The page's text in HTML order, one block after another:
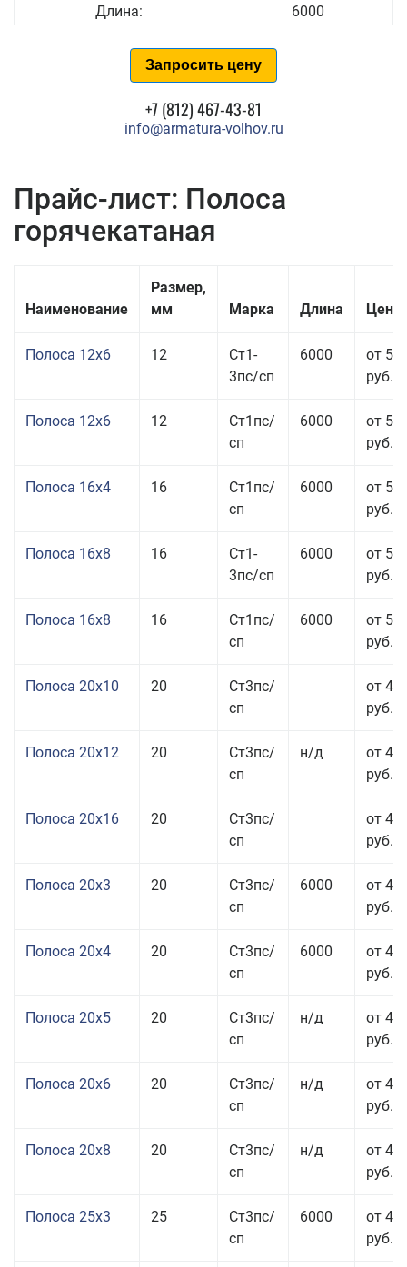
Длина:
6000
Запросить цену
+7 (812) 467-43-81
info@armatura-volhov.ru
Прайс-лист: Полоса
горячекатаная
Наименование
Размер,
мм
Марка Длина Цена
Полоса 12x6 12
Ст1-
3пс/сп
6000
от 53
руб.
Полоса 12x6 12
Ст1пс/
сп
6000
от 53
руб.
Полоса 16x4 16
Ст1пс/
сп
6000
от 53
руб.
Полоса 16x8 16
Ст1-
3пс/сп
6000
от 55
руб.
Полоса 16x8 16
Ст1пс/
сп
6000
от 55
руб.
Полоса 20x10 20
Ст3пс/
сп
от 44
руб.
Полоса 20x12 20
Ст3пс/
сп
н/д
от 44
руб.
Полоса 20x16 20
Ст3пс/
сп
от 45
руб.
Полоса 20x3 20
Ст3пс/
сп
6000
от 45
руб.
Полоса 20x4 20
Ст3пс/
сп
6000
от 44
руб.
Полоса 20x5 20
Ст3пс/
сп
н/д
от 42
руб.
Полоса 20x6 20
Ст3пс/
сп
н/д
от 46
руб.
Полоса 20x8 20
Ст3пс/
сп
н/д
от 45
руб.
Полоса 25x3 25
Ст3пс/
сп
6000
от 46
руб.